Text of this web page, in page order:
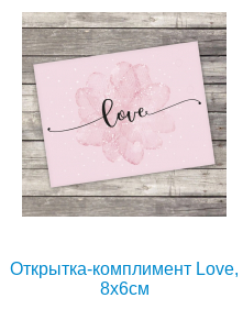
Открытка-комплимент Love,
8х6см